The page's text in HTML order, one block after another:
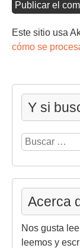
Este sitio usa
cómo se
Y si
Buscar:
Acerca
Nos gusta
leemos y